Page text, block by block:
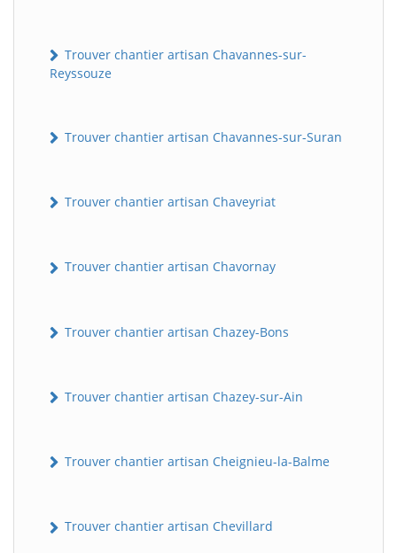
Trouver chantier artisan Chavannes-sur-
Reyssouze
Trouver chantier artisan Chavannes-sur-Suran
Trouver chantier artisan Chaveyriat
Trouver chantier artisan Chavornay
Trouver chantier artisan Chazey-Bons
Trouver chantier artisan Chazey-sur-Ain
Trouver chantier artisan Cheignieu-la-Balme
Trouver chantier artisan Chevillard